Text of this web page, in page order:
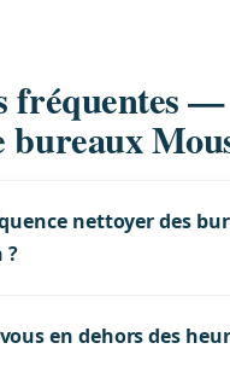
fréquentes —
bureaux
nettoyer des
?
semaine pour un
en dehors des